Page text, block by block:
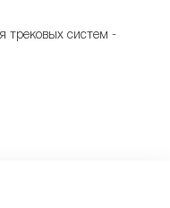
трековых систем -